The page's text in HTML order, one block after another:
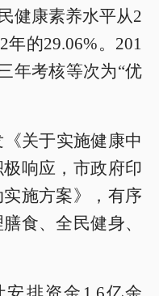
健康素养水平从2
年的29.06%。201
年考核等次为“优
关于实施健康中
响应，市政府印
施方案》，有序
食、全民健身、